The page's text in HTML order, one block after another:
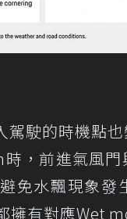
駛的時機點
，前進氣風
免水飄現象發
擁有對應Wet